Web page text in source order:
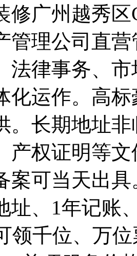
修广州越秀
管理公司直
法律事务、
化运作。高
。长期地址
产权证明等
案可当天出
址、1年记账
领千位、万